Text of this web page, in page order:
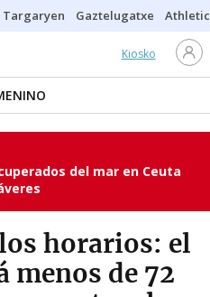
Targaryen Gaztelugatxe Athletic
Kiosko
del mar en Ceuta
horarios: el
menos de 72